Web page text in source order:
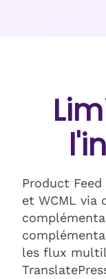
Product
et WCML via
les flux